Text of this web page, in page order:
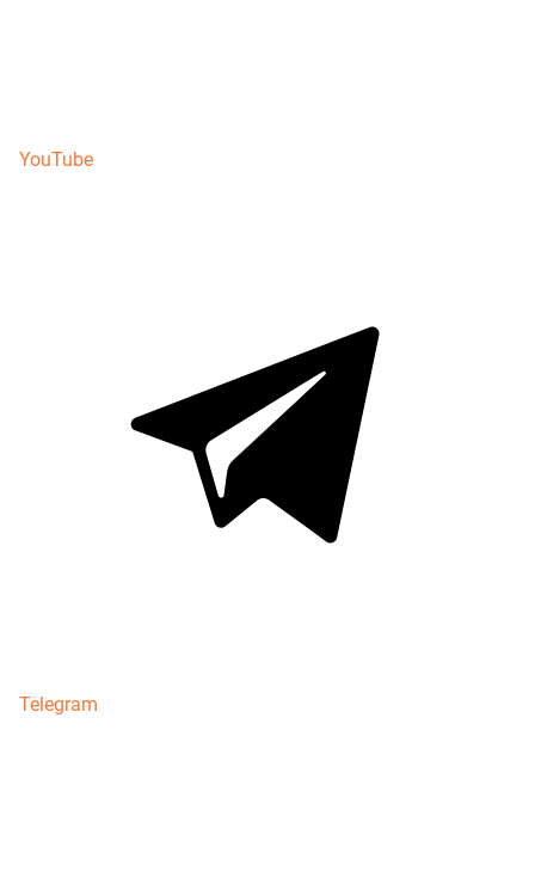
YouTube
Telegram